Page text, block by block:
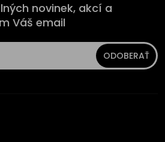
novinek, akcí a
Váš email
ODOBERAŤ